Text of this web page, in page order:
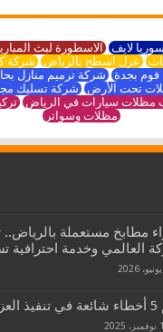
لايف الاسطورة لبث
عزل اسطح بالرياض شركة
بجدة شركة ترميم منازل
تحت الأرض شركة تسليك
مظلات سيارات في الرياض
مظلات وسواتر
مطابخ مستعملة بالرياض..
العالمي وخدمة احترافية